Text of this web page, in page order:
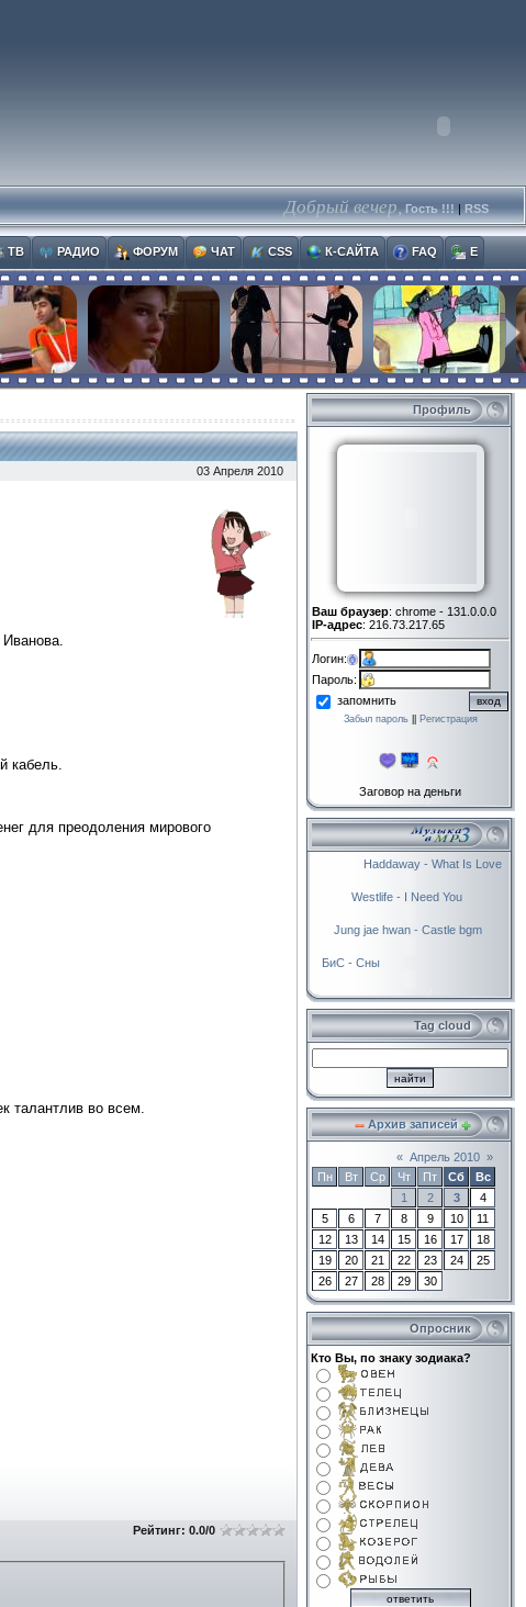
Добрый вечер, Гость !!! | RSS
ТВ РАДИО ФОРУМ ЧАТ CSS К-САЙТА FAQ E
03 Апреля 2010
кабель.
для преодоления мирового
талантлив во всем.
Рейтинг: 0.0/0
Профиль
Ваш браузер: chrome - 131.0.0.0
IP-адрес: 216.73.217.65
Логин:
Пароль:
запомнить
Забыл пароль|| Регистрация
Заговор на деньги
Haddaway - What Is Love
Westlife - I Need You
Jung jae hwan - Castle bgm
БиС - Сны
Tag cloud
Архив записей
« Апрель 2010 »
Пн
Вт Ср Чт Пт Сб
Вс
1
2 3
4
5
6 7 8 9 10
11
12
13 14 15 16 17
18
19
20 21 22 23 24
25
26
27 28 29 30
Опросник
Кто Вы, по знаку зодиака?